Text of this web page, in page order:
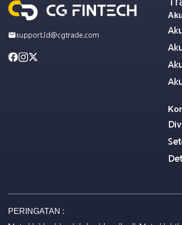
support.id@cgtrade.com
PERINGATAN :